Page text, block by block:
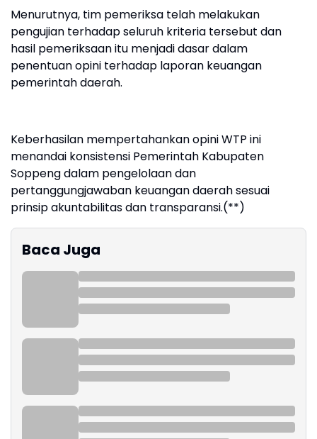
Menurutnya, tim pemeriksa telah melakukan
pengujian terhadap seluruh kriteria tersebut dan
hasil pemeriksaan itu menjadi dasar dalam
penentuan opini terhadap laporan keuangan
pemerintah daerah.
Keberhasilan mempertahankan opini WTP ini
menandai konsistensi Pemerintah Kabupaten
Soppeng dalam pengelolaan dan
pertanggungjawaban keuangan daerah sesuai
prinsip akuntabilitas dan transparansi.(**)
Baca Juga